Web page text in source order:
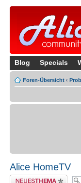
Blog Specials
Foren-Übersicht ‹
Alice HomeTV
Neues Thema erstellen